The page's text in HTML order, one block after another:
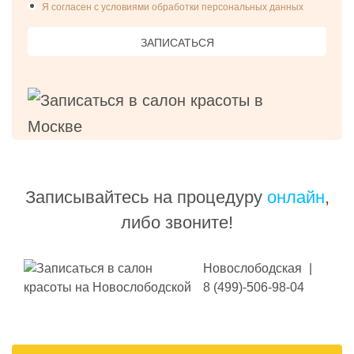
глубину проникновения в кожный покров, чем
длинный, как, например, при александритовой
лазерной эпиляции .
технологию фото- и лазерной эпиляции. Световое
излучение имеет длину волны 755-1200 нм.
Удаляет и светлые, и темные волосы, кроме
Система IPL. Не относится к лазерным
волны составляет 600-1200 нм. Так же, как и лазер,
Я согласен с условиями обработки персональных данных
ЗАПИСАТЬСЯ
Записывайтесь на процедуру онлайн,
либо звоните!
Новослободская
8 (499)-506-98-04